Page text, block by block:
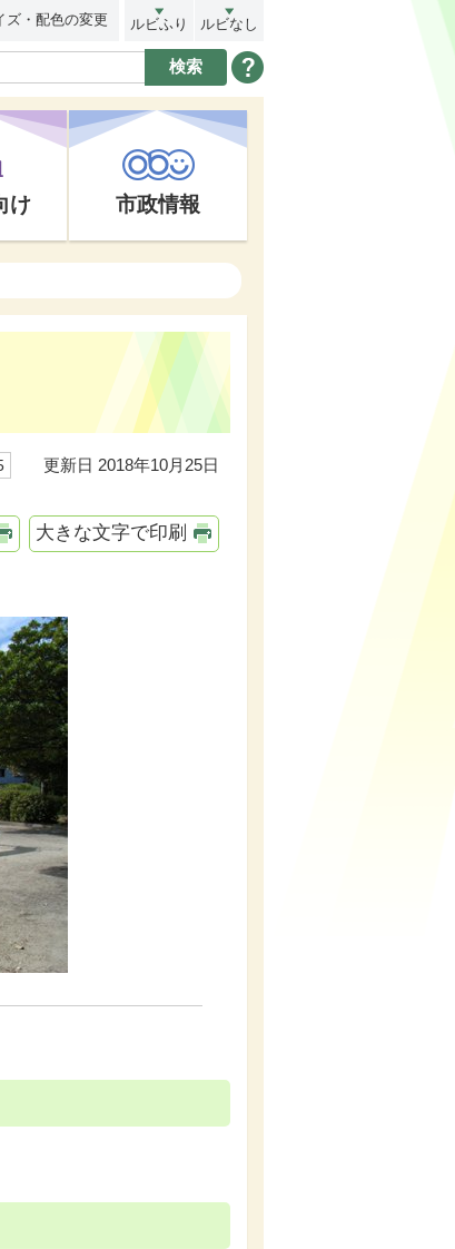
ズ・配色の変更 ルビふり ルビなし
け 市政情報
更新日 2018年10月25日
大きな文字で印刷